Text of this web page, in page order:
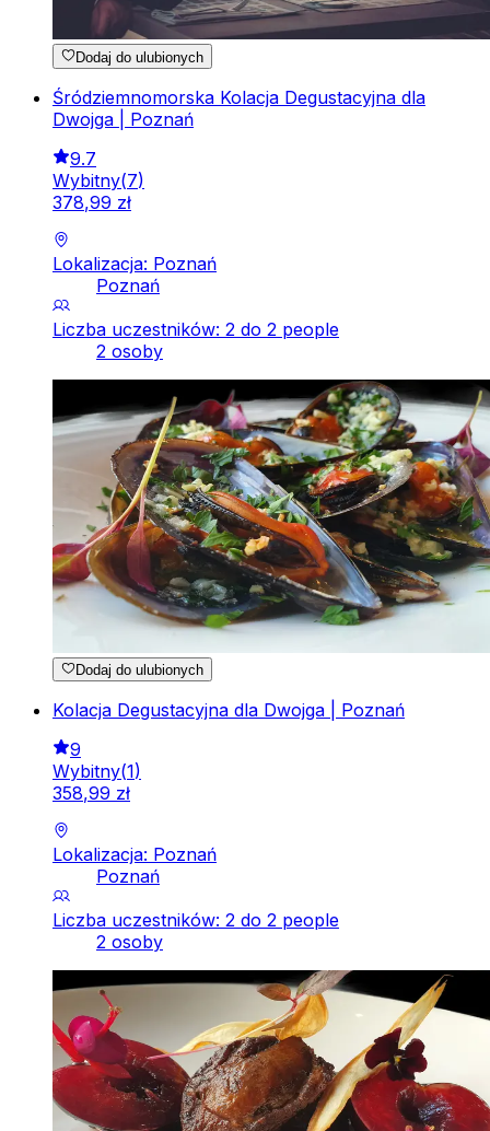
Dodaj do ulubionych
Śródziemnomorska Kolacja Degustacyjna dla
Dwojga | Poznań
9.7
Wybitny(7)
378,99 zł
Lokalizacja: Poznań
Poznań
Liczba uczestników: 2 do 2 people
2 osoby
Dodaj do ulubionych
Kolacja Degustacyjna dla Dwojga | Poznań
9
Wybitny(1)
358,99 zł
Lokalizacja: Poznań
Poznań
Liczba uczestników: 2 do 2 people
2 osoby